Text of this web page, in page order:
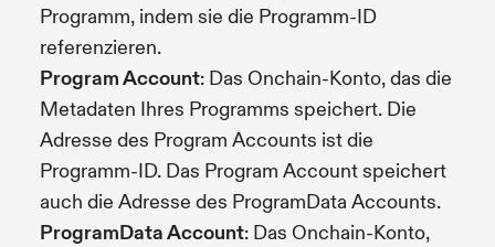
Programm, indem sie die Programm-ID
referenzieren.
Program Account: Das Onchain-Konto, das die
Metadaten Ihres Programms speichert. Die
Adresse des Program Accounts ist die
Programm-ID. Das Program Account speichert
auch die Adresse des ProgramData Accounts.
ProgramData Account: Das Onchain-Konto,